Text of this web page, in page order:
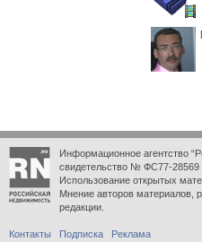
Информационное агентство
свидетельство № ФС77-28569
Использование открытых
Мнение авторов материалов,
редакции.
Контакты Подписка Реклама